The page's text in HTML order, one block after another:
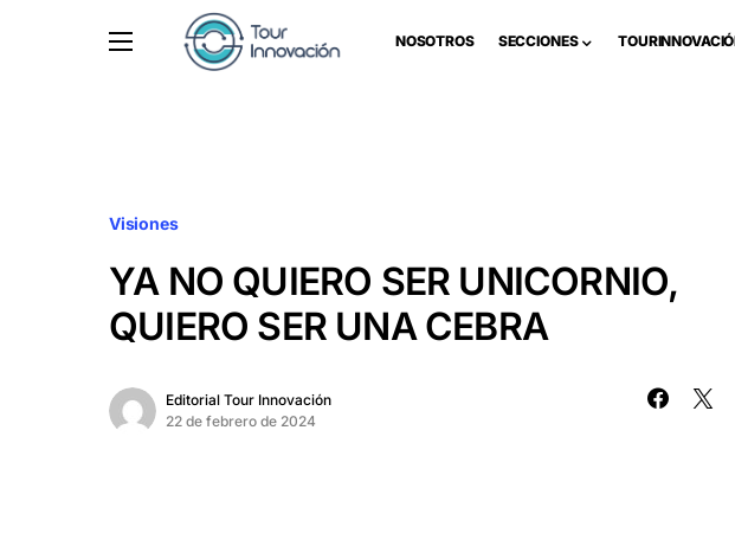
NOSOTROS SECCIONES
Visiones
YA NO QUIERO SER UNICORNIO,
QUIERO SER UNA CEBRA
Editorial Tour Innovación
22 de febrero de 2024